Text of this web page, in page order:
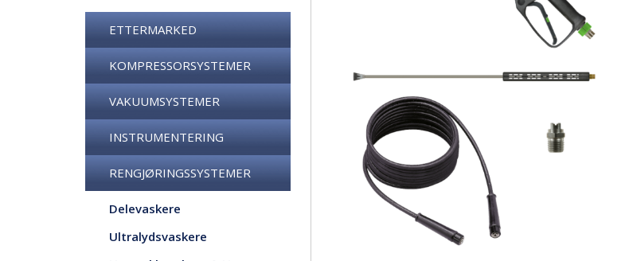
ETTERMARKED
KOMPRESSORSYSTEMER
VAKUUMSYSTEMER
INSTRUMENTERING
RENGJØRINGSSYSTEMER
Delevaskere
Ultralydsvaskere